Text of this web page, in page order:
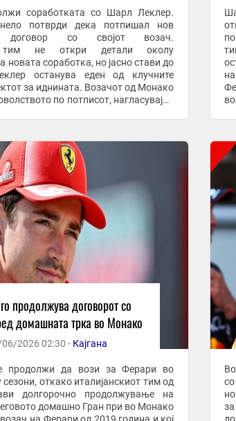
соработката со Шарл Леклер.
потврди дека потпишал нов
договор со својот возач.
тим не откри детали околу
новата соработка, но јасно стави до
останува еден од клучните
за иднината. Возачот од Монако
по потписот, нагласувајќи
продолжува договорот со
домашната трка во Монако
2026 02:30 - Кајгана
продолжи да вози за Ферари во
сезони, откако италијанскиот тим од
долгорочно продолжување на
домашно Гран при во Монако